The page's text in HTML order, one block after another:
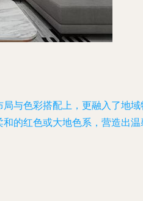
色彩搭配上，更融入了地域
的红色或大地色系，营造出